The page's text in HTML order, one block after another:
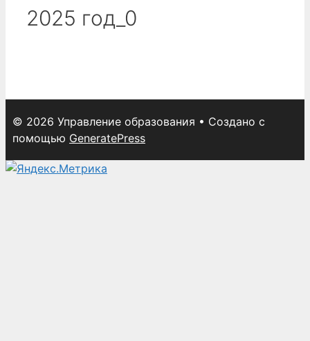
2025 год_0
© 2026 Управление образования • Создано с
помощью GeneratePress